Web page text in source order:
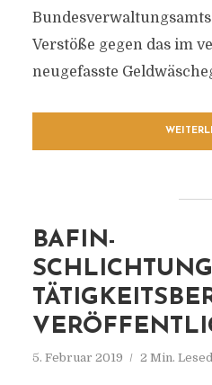
Verstöße gegen das im
neugefasste
BAFIN-
5. Februar 2019 2 Min.